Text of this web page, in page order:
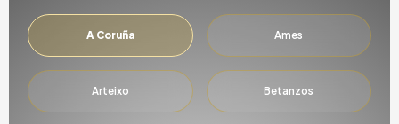
A Coruña Ames
Arteixo Betanzos